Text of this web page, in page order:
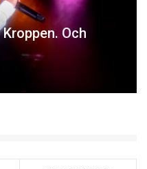
Och